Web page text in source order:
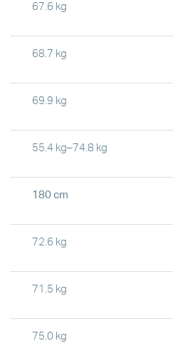
67.6 kg
68.7 kg
69.9 kg
55.4 kg–74.8 kg
180 cm
72.6 kg
71.5 kg
75.0 kg